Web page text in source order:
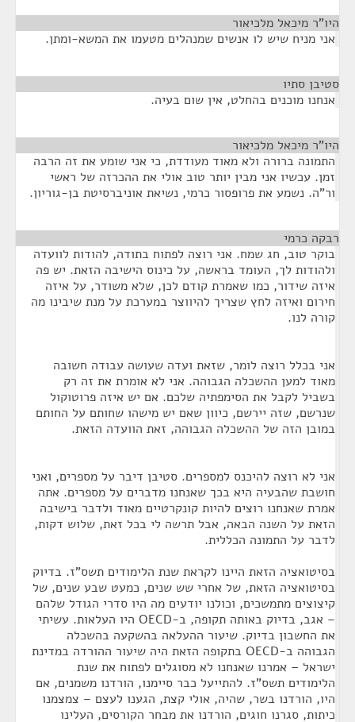
היו"ר מיכאל מלכיאור
אני מניח שיש לו אנשים שמנהלים מטעמו את המשא-ומתן.
סטיבן סתיו
אנחנו מוכנים בהחלט, אין שום בעיה.
היו"ר מיכאל מלכיאור
התמונה ברורה ולא מאוד מעודדת, כי אני שומע את זה הרבה
זמן. עכשיו אני מבין יותר טוב אולי את ההכרזה של ראשי
ור"ה. נשמע את פרופסור כרמי, נשיאת אוניברסיטת בן-גוריון.
רבקה כרמי
בוקר טוב, חג שמח. אני רוצה לפתוח בתודה, להודות לוועדה
ולהודות לך, העומד בראשה, על כינוס הישיבה הזאת. יש פה
איזה שידור, כמו שאמרת קודם לכן, שלא משודר, על איזה
חירום ואיזה לחץ שצריך להיווצר במערכת על מנת שיבינו מה
קורה לנו.
אני בכלל רוצה לומר, שזאת ועדה שעושה עבודה חשובה
מאוד למען ההשכלה הגבוהה. אני לא אומרת את זה רק
בשביל לקבל את הסימפתיה שלכם. אם יש איזה פרוטוקול
שנרשם, שזה יירשם, כיוון שאם יש מישהו שחותם על החותם
במובן הזה של ההשכלה הגבוהה, זאת הוועדה הזאת.
אני לא רוצה להיכנס למספרים. סטיבן דיבר על מספרים, ואני
חושבת שהבעיה היא בכך שאנחנו מדברים על מספרים. אתה
אמרת שאנחנו רוצים להיות קונקרטיים מאוד ולדבר בישיבה
הזאת על השנה הבאה, אבל תרשה לי בכל זאת, שלוש דקות,
לדבר על התמונה הכללית.
בסיטואציה הזאת היינו לקראת שנת הלימודים תשס"ז. בדיוק
בסיטואציה הזאת, של אחרי שש שנים, כמעט שבע שנים, של
קיצוצים מתמשכים, וכולנו יודעים מה היו סדרי הגודל שלהם
– אגב, בדיוק באותה תקופה, ב-OECD היו העלאות. עשיתי
את החשבון בדיוק. שיעור ההעלאה בהשקעה בהשכלה
הגבוהה ב-OECD בתקופה הזאת היה שיעור ההורדה במדינת
ישראל – אמרנו שאנחנו לא מסוגלים לפתוח את שנת
הלימודים תשס"ז. להתייעל כבר סיימנו, הורדנו משמנים, אם
היו, הורדנו בשר, שהיה, אולי קצת, הגענו לעצם – צמצמנו
כיתות, סגרנו חוגים, הורדנו את מבחר הקורסים, העלינו